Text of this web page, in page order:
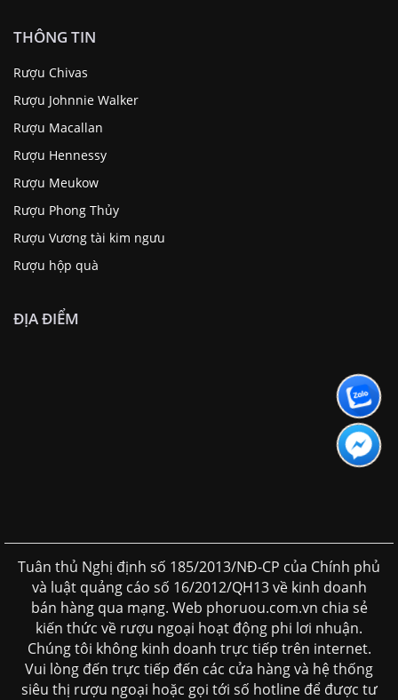
THÔNG TIN
Rượu Chivas
Rượu Johnnie Walker
Rượu Macallan
Rượu Hennessy
Rượu Meukow
Rượu Phong Thủy
Rượu Vương tài kim ngưu
Rượu hộp quà
ĐỊA ĐIỂM
Tuân thủ Nghị định số 185/2013/NĐ-CP của Chính phủ
và luật quảng cáo số 16/2012/QH13 về kinh doanh
bán hàng qua mạng. Web phoruou.com.vn chia sẻ
kiến thức về rượu ngoại hoạt động phi lơi nhuận.
Chúng tôi không kinh doanh trực tiếp trên internet.
Vui lòng đến trực tiếp đến các cửa hàng và hệ thống
siêu thị rượu ngoại hoặc gọi tới số hotline để được tư